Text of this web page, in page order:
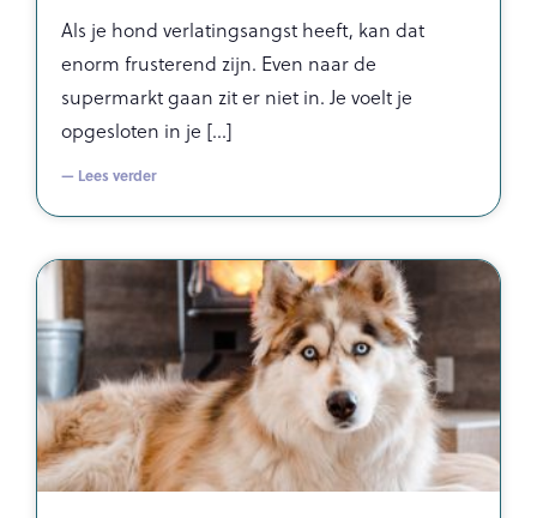
Als je hond verlatingsangst heeft, kan dat
enorm frusterend zijn. Even naar de
supermarkt gaan zit er niet in. Je voelt je
opgesloten in je
— Lees verder